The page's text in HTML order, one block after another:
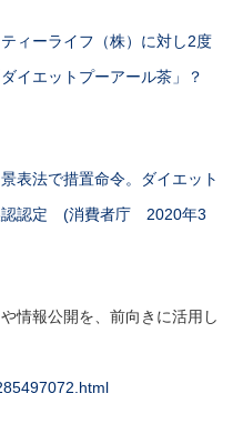
ィーライフ（株）に対し2度
イエットプーアール茶」？
表法で措置命令。ダイエット
認認定 (消費者庁 2020年3
情報公開を、前向きに活用し